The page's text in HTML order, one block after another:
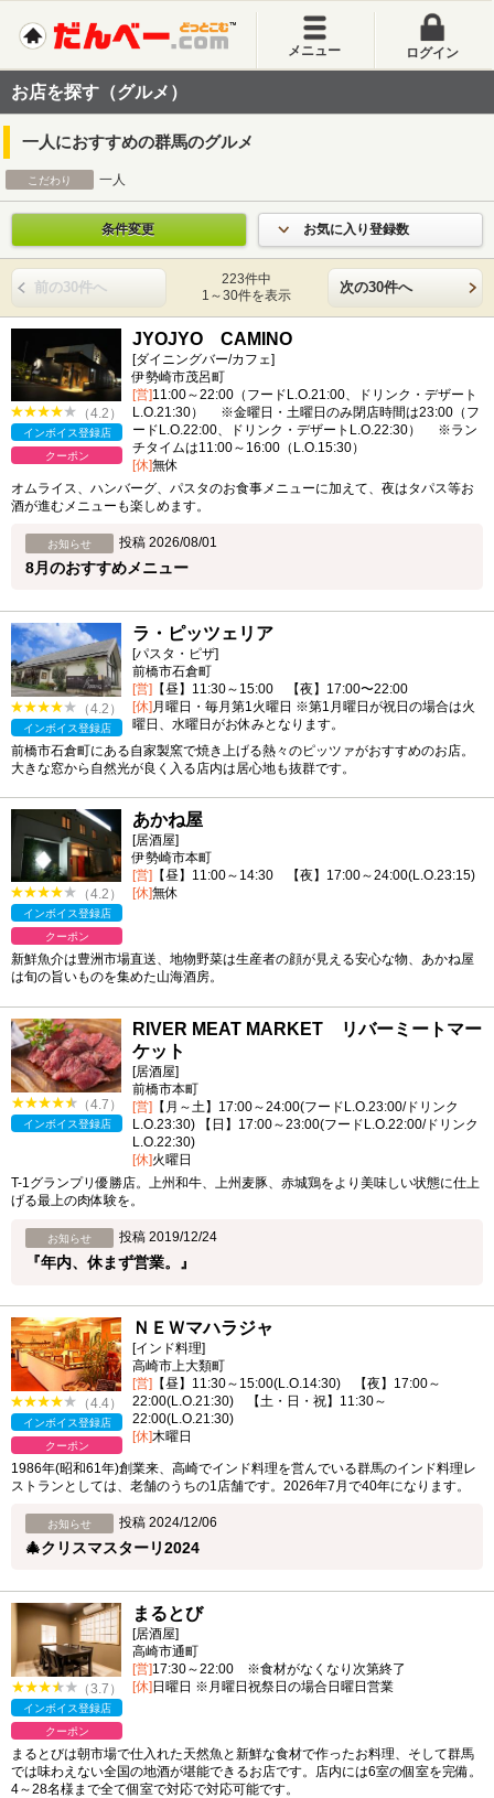
メニュー ログイン
お店を探す（グルメ）
一人におすすめの群馬のグルメ
こだわり 一人
条件変更 お気に入り登録数
前の30件へ
223件中
1～30件を表示
次の30件へ
（4.2）
インボイス登録店
クーポン
JYOJYO CAMINO
[ダイニングバー/カフェ]
伊勢崎市茂呂町
[営]11:00～22:00（フードL.O.21:00、ドリンク・デザート
L.O.21:30） ※金曜日・土曜日のみ閉店時間は23:00（フ
ードL.O.22:00、ドリンク・デザートL.O.22:30） ※ラン
チタイムは11:00～16:00（L.O.15:30）
[休]無休
オムライス、ハンバーグ、パスタのお食事メニューに加えて、夜はタパス等お
酒が進むメニューも楽しめます。
お知らせ 投稿 2026/08/01
8月のおすすめメニュー
（4.2）
インボイス登録店
ラ・ピッツェリア
[パスタ・ピザ]
前橋市石倉町
[営] 【昼】11:30～15:00 【夜】17:00〜22:00
[休]月曜日・毎月第1火曜日 ※第1月曜日が祝日の場合は火
曜日、水曜日がお休みとなります。
前橋市石倉町にある自家製窯で焼き上げる熱々のピッツァがおすすめのお店。
大きな窓から自然光が良く入る店内は居心地も抜群です。
（4.2）
インボイス登録店
クーポン
あかね屋
[居酒屋]
伊勢崎市本町
[営] 【昼】11:00～14:30 【夜】17:00～24:00(L.O.23:15)
[休]無休
新鮮魚介は豊洲市場直送、地物野菜は生産者の顔が見える安心な物、あかね屋
は旬の旨いものを集めた山海酒房。
（4.7）
インボイス登録店
RIVER MEAT MARKET リバーミートマー
ケット
[居酒屋]
前橋市本町
[営] 【月～土】17:00～24:00(フードL.O.23:00/ドリンク
L.O.23:30) 【日】17:00～23:00(フードL.O.22:00/ドリンク
L.O.22:30)
[休]火曜日
T-1グランプリ優勝店。上州和牛、上州麦豚、赤城鶏をより美味しい状態に仕上
げる最上の肉体験を。
お知らせ 投稿 2019/12/24
『年内、休まず営業。』
（4.4）
インボイス登録店
クーポン
ＮＥＷマハラジャ
[インド料理]
高崎市上大類町
[営] 【昼】11:30～15:00(L.O.14:30) 【夜】17:00～
22:00(L.O.21:30) 【土・日・祝】11:30～
22:00(L.O.21:30)
[休]木曜日
1986年(昭和61年)創業来、高崎でインド料理を営んでいる群馬のインド料理レ
ストランとしては、老舗のうちの1店舗です。2026年7月で40年になります。
お知らせ 投稿 2024/12/06
🎄クリスマスターリ2024
（3.7）
インボイス登録店
クーポン
まるとび
[居酒屋]
高崎市通町
[営]17:30～22:00 ※食材がなくなり次第終了
[休]日曜日 ※月曜日祝祭日の場合日曜日営業
まるとびは朝市場で仕入れた天然魚と新鮮な食材で作ったお料理、そして群馬
では味わえない全国の地酒が堪能できるお店です。店内には6室の個室を完備。
4～28名様まで全て個室で対応で対応可能です。